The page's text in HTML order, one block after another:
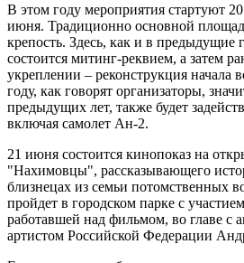
В этом году мероприятия стартуют
июня. Традиционно основной
крепость. Здесь, как и в
состоится митинг-реквием, а затем
укреплении – реконструкция начала
году, как говорят организаторы,
предыдущих лет, также будет
включая самолет Ан-2.
21 июня состоится кинопоказ на
"Нахимовцы", рассказывающего
близнецах из семьи потомственных
пройдет в городском парке с
работавшей над фильмом, во главе с
артистом Российской Федерации